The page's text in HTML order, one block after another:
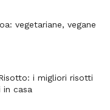
vegetariane, vegane
i migliori risotti
casa